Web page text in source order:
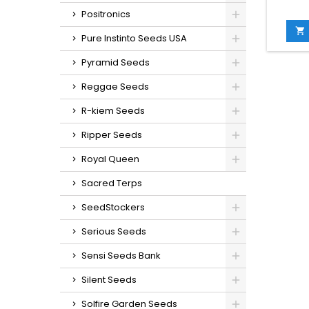
Positronics
Pure Instinto Seeds USA
Pyramid Seeds
Reggae Seeds
R-kiem Seeds
Ripper Seeds
Royal Queen
Sacred Terps
SeedStockers
Serious Seeds
Sensi Seeds Bank
Silent Seeds
Solfire Garden Seeds
